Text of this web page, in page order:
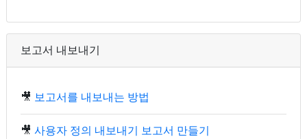
보고서 내보내기
🎥 보고서를 내보내는 방법
🎥 사용자 정의 내보내기 보고서 만들기